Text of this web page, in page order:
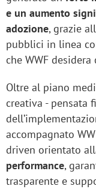
e un aumento
adozione, grazie
pubblici in linea
che WWF
Oltre al piano
creativa - pensata
accompagnato
driven orientato
performance,
trasparente e